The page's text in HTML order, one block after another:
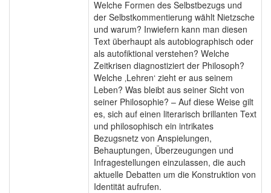
Welche Formen des Selbstbezugs und
der Selbstkommentierung wählt Nietzsche
und warum? Inwiefern kann man diesen
Text überhaupt als autobiographisch oder
als autofiktional verstehen? Welche
Zeitkrisen diagnostiziert der Philosoph?
Welche ‚Lehren‘ zieht er aus seinem
Leben? Was bleibt aus seiner Sicht von
seiner Philosophie? – Auf diese Weise gilt
es, sich auf einen literarisch brillanten Text
und philosophisch ein intrikates
Bezugsnetz von Anspielungen,
Behauptungen, Überzeugungen und
Infragestellungen einzulassen, die auch
aktuelle Debatten um die Konstruktion von
Identität aufrufen.